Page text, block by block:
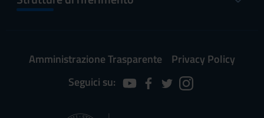
Amministrazione Trasparente
Privacy Policy
Seguici su: